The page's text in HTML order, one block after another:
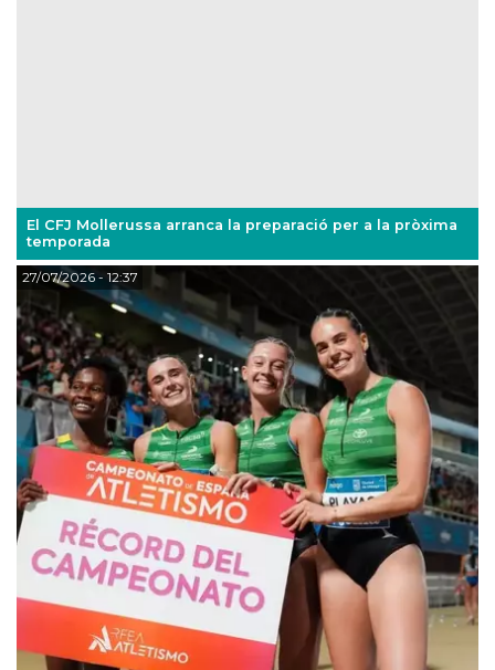
El CFJ Mollerussa arranca la preparació per a la pròxima
temporada
27/07/2026- 12:37